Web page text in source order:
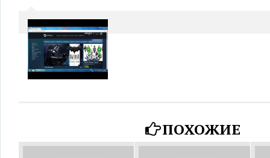
ПОХОЖИЕ